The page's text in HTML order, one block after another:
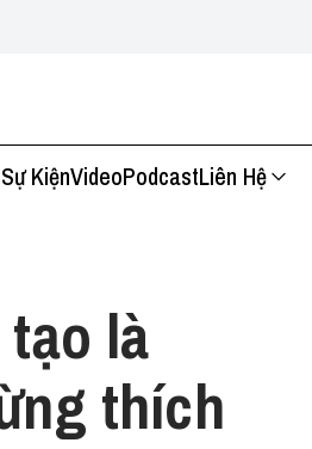
Sự KiệnVideoPodcastLiên Hệ
là
thích